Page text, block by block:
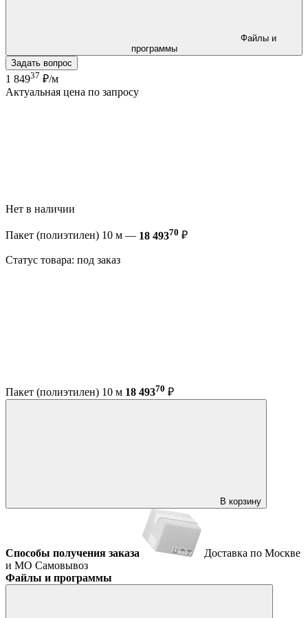
программы
Задать вопрос
1 84937 ₽/м
Актуальная цена по запросу
Нет в наличии
Пакет (полиэтилен) 10 м — 18 49370 ₽
Статус товара: под заказ
Пакет (полиэтилен) 10 м 18 49370 ₽
В корзину
Способы получения заказа
Доставка по Москве
и МО Самовывоз
Файлы и программы